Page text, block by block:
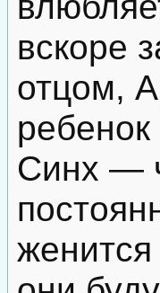
вскоре
отцом,
Синх —